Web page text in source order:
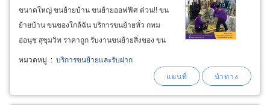
ขนาดใหญ่ ขนย้ายบ้าน ขนย้ายออฟฟิศ ด่วน!! ขน
ย้ายบ้าน ขนของใกล้ฉัน บริการขนย้ายทั่ว กทม
อ่อนุช สุขุมวิท ราคาถูก รับงานขนย้ายสิ่งของ ขน
ย้ายบ้าน ขนย้ายสำนักงาน ขนย้ายออฟฟิศ ขนย้าย
สิ่งของขนาดเล็ก-ขนาดใหญ่ เชี่ยวชาญการขนย้าย
เครื่องจักรจากโรงงาน รวมถึงสิ่งของที่มีน้ำหนัก
มาก
หมวดหมู่ : บริการขนย้ายและรับฝาก